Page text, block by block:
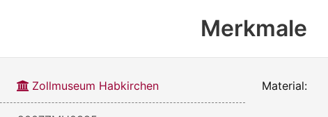
Merkmale
Zollmuseum Habkirchen Material: